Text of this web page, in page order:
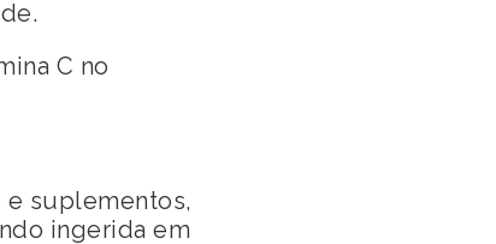
C no
e suplementos,
ingerida em